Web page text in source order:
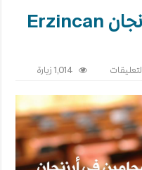
نقابة المحامين في أرزنجان Erzincan
التعليقاتعلى
في
أرزنجان
Erzincan
Barosu
مغلقة
1,014 زيارة